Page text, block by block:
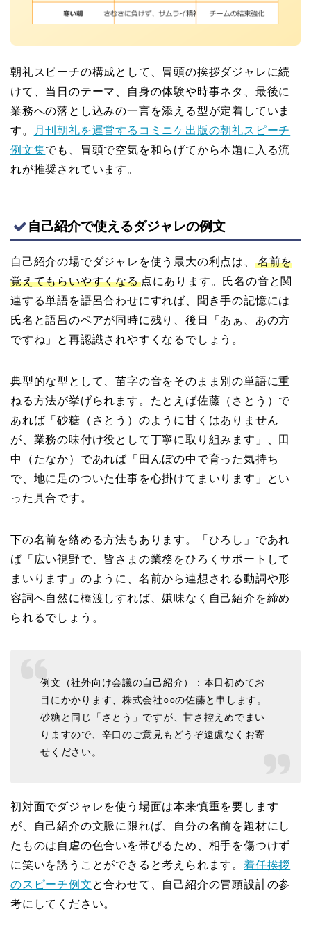
朝礼スピーチの構成として、冒頭の挨拶ダジャレに続
けて、当日のテーマ、自身の体験や時事ネタ、最後に
業務への落とし込みの一言を添える型が定着していま
す。
月刊朝礼を運営するコミニケ出版の朝礼スピーチ
例文集でも、冒頭で空気を和らげてから本題に入る流
れが推奨されています。
自己紹介で使えるダジャレの例文
自己紹介の場でダジャレを使う最大の利点は、
名前を
覚えてもらいやすくなる点にあります。氏名の音と関
連する単語を語呂合わせにすれば、聞き手の記憶には
氏名と語呂のペアが同時に残り、後日「あぁ、あの方
ですね」と再認識されやすくなるでしょう。
典型的な型として、苗字の音をそのまま別の単語に重
ねる方法が挙げられます。たとえば佐藤（さとう）で
あれば「砂糖（さとう）のように甘くはありません
が、業務の味付け役として丁寧に取り組みます」、田
中（たなか）であれば「田んぼの中で育った気持ち
で、地に足のついた仕事を心掛けてまいります」とい
った具合です。
下の名前を絡める方法もあります。「ひろし」であれ
ば「広い視野で、皆さまの業務をひろくサポートして
まいります」のように、名前から連想される動詞や形
容詞へ自然に橋渡しすれば、嫌味なく自己紹介を締め
られるでしょう。
例文（社外向け会議の自己紹介）：本日初めてお
目にかかります、株式会社○○の佐藤と申します。
砂糖と同じ「さとう」ですが、甘さ控えめでまい
りますので、辛口のご意見もどうぞ遠慮なくお寄
せください。
初対面でダジャレを使う場面は本来慎重を要します
が、自己紹介の文脈に限れば、自分の名前を題材にし
たものは自虐の色合いを帯びるため、相手を傷つけず
に笑いを誘うことができると考えられます。 着任挨拶
のスピーチ例文 と合わせて、自己紹介の冒頭設計の参
考にしてください。